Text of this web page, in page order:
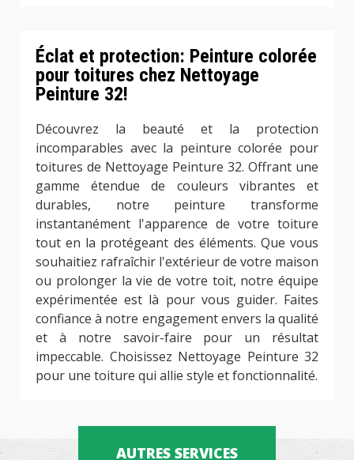
Éclat et protection: Peinture colorée
pour toitures chez Nettoyage
Peinture 32!
Découvrez la beauté et la protection
incomparables avec la peinture colorée pour
toitures de Nettoyage Peinture 32. Offrant une
gamme étendue de couleurs vibrantes et
durables, notre peinture transforme
instantanément l'apparence de votre toiture
tout en la protégeant des éléments. Que vous
souhaitiez rafraîchir l'extérieur de votre maison
ou prolonger la vie de votre toit, notre équipe
expérimentée est là pour vous guider. Faites
confiance à notre engagement envers la qualité
et à notre savoir-faire pour un résultat
impeccable. Choisissez Nettoyage Peinture 32
pour une toiture qui allie style et fonctionnalité.
AUTRES SERVICES